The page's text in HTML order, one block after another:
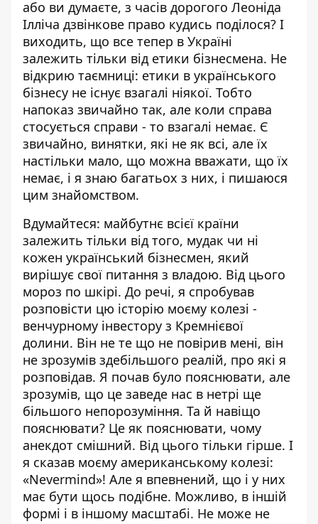
або ви думаєте, з часів дорогого Леоніда
Ілліча дзвінкове право кудись поділося? І
виходить, що все тепер в Україні
залежить тільки від етики бізнесмена. Не
відкрию таємниці: етики в українського
бізнесу не існує взагалі ніякої. Тобто
напоказ звичайно так, але коли справа
стосується справи - то взагалі немає. Є
звичайно, винятки, які не як всі, але їх
настільки мало, що можна вважати, що їх
немає, і я знаю багатьох з них, і пишаюся
цим знайомством.
Вдумайтеся: майбутнє всієї країни
залежить тільки від того, мудак чи ні
кожен український бізнесмен, який
вирішує свої питання з владою. Від цього
мороз по шкірі. До речі, я спробував
розповісти цю історію моєму колезі -
венчурному інвестору з Кремнієвої
долини. Він не те що не повірив мені, він
не зрозумів здебільшого реалій, про які я
розповідав. Я почав було пояснювати, але
зрозумів, що це заведе нас в нетрі ще
більшого непорозуміння. Та й навіщо
пояснювати? Це як пояснювати, чому
анекдот смішний. Від цього тільки гірше. І
я сказав моєму американському колезі:
«Nevermind»! Але я впевнений, що і у них
має бути щось подібне. Можливо, в іншій
формі і в іншому масштабі. Не може не